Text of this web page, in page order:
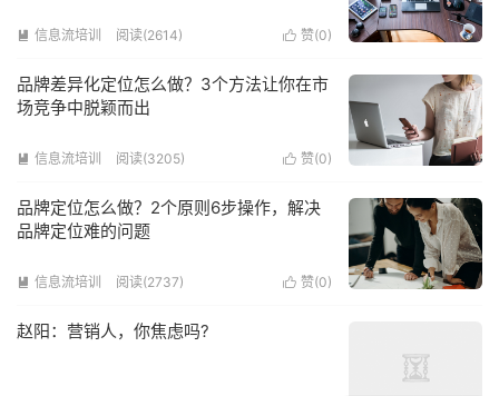
 赞(0)
 信息流培训 阅读(2614)
品牌差异化定位怎么做？3个方法让你在市
场竞争中脱颖而出
 赞(0)
 信息流培训 阅读(3205)
品牌定位怎么做？2个原则6步操作，解决
品牌定位难的问题
 赞(0)
 信息流培训 阅读(2737)
赵阳：营销人，你焦虑吗?